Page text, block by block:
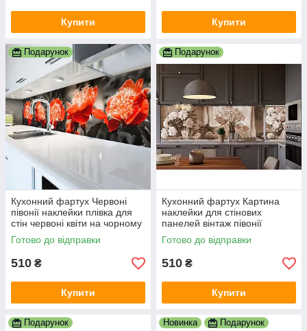
Купити Купити
Подарунок
Кухонний фартух Червоні
півонії наклейки плівка для
стін червоні квіти на чорному
тлі 3Д квіти 600х2000 мм
Готово до відправки
510 ₴
Купити
Подарунок
Кухонний фартух Картина
наклейки для стінових
панелей вінтаж півонії
троянди букети чорно-білий
600х2000 мм
Готово до відправки
510 ₴
Купити
Подарунок Новинка Подарунок